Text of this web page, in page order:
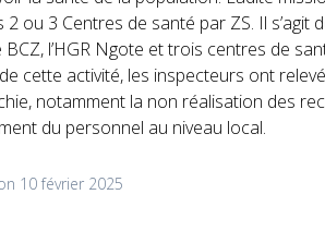
2 ou 3 Centres de santé par ZS. Il s’agit
BCZ, l’HGR Ngote et trois centres de
de cette activité, les inspecteurs ont
notamment la non réalisation des
du personnel au niveau local.
10 février 2025